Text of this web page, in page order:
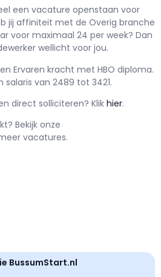
een vacature openstaan voor
jij affiniteit met de Overig branche
voor maximaal 24 per week? Dan
wellicht voor jou.
Ervaren kracht met HBO diploma.
salaris van 2489 tot 3421.
direct solliciteren? Klik hier.
Bekijk onze
vacatures.
BussumStart.nl